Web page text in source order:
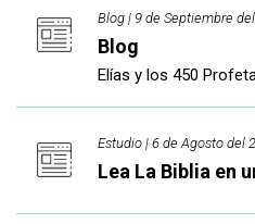
Blog | 9 de Septiembre
Blog
Elías y los 450
Estudio | 6 de Agosto del
Lea La Biblia en